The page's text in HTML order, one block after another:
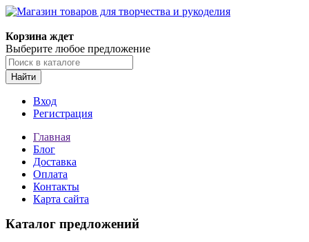
Корзина ждет
Выберите любое предложение
Найти
Вход
Регистрация
Главная
Блог
Доставка
Оплата
Контакты
Карта сайта
Каталог предложений